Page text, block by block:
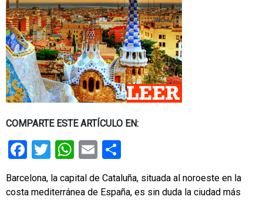
COMPARTE ESTE ARTÍCULO EN:
Facebook
Twitter
WhatsApp
Email
Barcelona, la capital de Cataluña, situada al noroeste en la
costa mediterránea de España, es sin duda la ciudad más